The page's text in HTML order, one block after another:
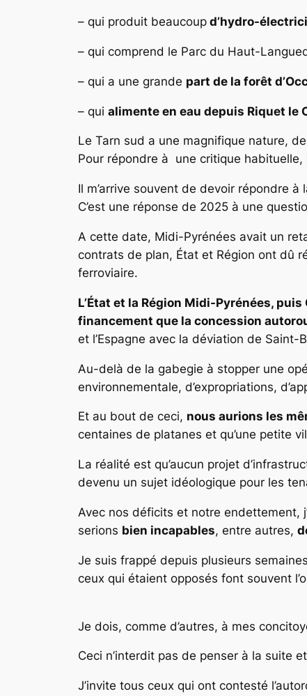
– qui produit beaucoup d’hydro-
– qui comprend le Parc du Haut-
– qui a une grande part de la forêt
– qui alimente en eau depuis Riquet le
Le Tarn sud a une magnifique nature,
Pour répondre à une critique
Il m’arrive souvent de devoir répondre à
C’est une réponse de 2025 à une
A cette date, Midi-Pyrénées avait un
contrats de plan, État et Région ont dû
ferroviaire.
L’État et la Région Midi-Pyrénées,
financement que la concession
et l’Espagne avec la déviation de Saint-
Au-delà de la gabegie à stopper une
environnementale, d’expropriations,
Et au bout de ceci, nous aurions les
centaines de platanes et qu’une petite
La réalité est qu’aucun projet
devenu un sujet idéologique pour les
Avec nos déficits et notre endettement,
serions bien incapables, entre autres,
Je suis frappé depuis plusieurs
ceux qui étaient opposés font souvent
Je dois, comme d’autres, à mes
Ceci n’interdit pas de penser à la suite
J’invite tous ceux qui ont contesté